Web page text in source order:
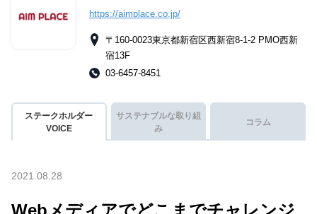
https://aimplace.co.jp/
〒160-0023東京都新宿区西新宿8-1-2 PMO西新
宿13F
03-6457-8451
ステークホルダー
VOICE
サステナブルな取り組
み
コラム
2021.08.28
Webメディアでどこまでチャレンジ